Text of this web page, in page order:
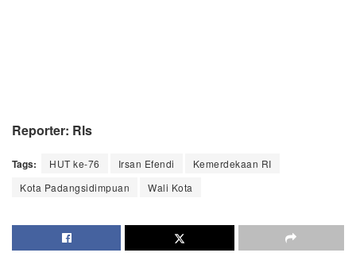
Reporter: Rls
Tags: HUT ke-76 Irsan Efendi
Kemerdekaan RI
Kota Padangsidimpuan
Wali Kota